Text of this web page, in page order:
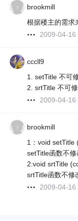
brookmill
根据楼主的需求
2009-04-16
cccll9
1. setTitle 不可
2. srtTitle 不可
2009-04-16
brookmill
1：void setTitle
setTitle函数不
2:void srtTitle
srtTitle函数不修
2009-04-16